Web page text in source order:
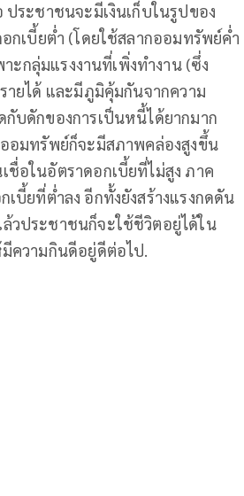
ระชาชนจะมีเงินเก็บในรูปของ
กเบี้ยต่ำ (โดยใช้สลากออมทรัพย์ค่ำ
ะกลุ่มแรงงานที่เพิ่งทำงาน (ซึ่ง
ายได้ และมีภูมิคุ้มกันจากความ
บดักของการเป็นหนี้ได้ยากมาก
อมทรัพย์ก็จะมีสภาพคล่องสูงขึ้น
ชื่อในอัตราดอกเบี้ยที่ไม่สูง ภาค
บี้ยที่ต่ำลง อีกทั้งยังสร้างแรงกดดัน
วประชาชนก็จะใช้ชีวิตอยู่ได้ใน
ความกินดีอยู่ดีต่อไป.